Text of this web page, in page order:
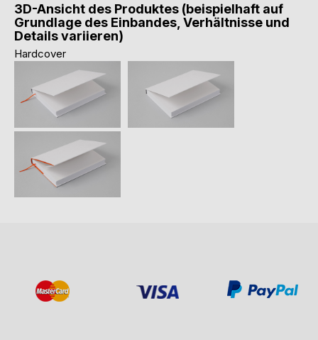
3D-Ansicht des Produktes (beispielhaft auf
Grundlage des Einbandes, Verhältnisse und
Details variieren)
Hardcover